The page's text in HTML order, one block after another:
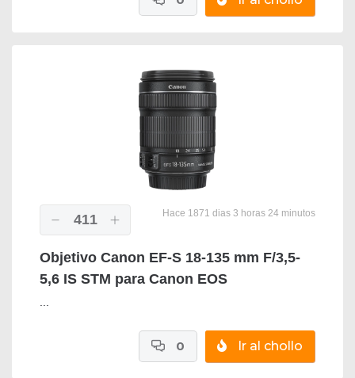
411 Hace 1871 dias 3 horas 24 minutos
Objetivo Canon EF-S 18-135 mm F/3,5-
5,6 IS STM para Canon EOS
Ir al chollo
0